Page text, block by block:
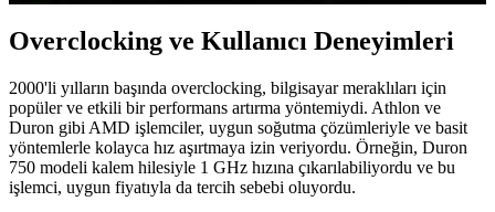
Overclocking ve Kullanıcı Deneyimleri
2000'li yılların başında overclocking, bilgisayar meraklıları için
popüler ve etkili bir performans artırma yöntemiydi. Athlon ve
Duron gibi AMD işlemciler, uygun soğutma çözümleriyle ve basit
yöntemlerle kolayca hız aşırtmaya izin veriyordu. Örneğin, Duron
750 modeli kalem hilesiyle 1 GHz hızına çıkarılabiliyordu ve bu
işlemci, uygun fiyatıyla da tercih sebebi oluyordu.